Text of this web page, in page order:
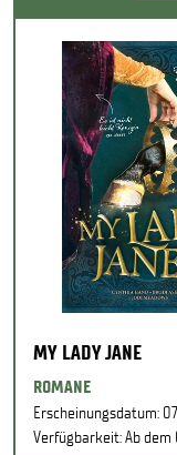
MY LADY JANE
ROMANE
Erscheinungsdatum:
Verfügbarkeit: Ab dem